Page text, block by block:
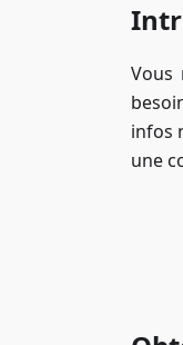
Vous
infos
une